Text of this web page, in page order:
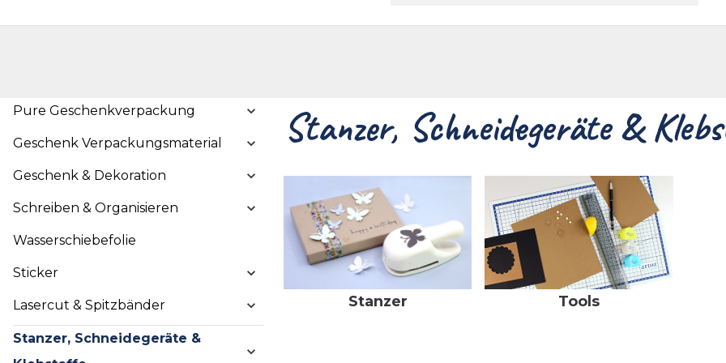
Pure Geschenkverpackung
Geschenk Verpackungsmaterial
Geschenk & Dekoration
Schreiben & Organisieren
Wasserschiebefolie
Sticker
Lasercut & Spitzbänder
Stanzer, Schneidegeräte &
Stanzer, Schneidegeräte &
Stanzer Tools